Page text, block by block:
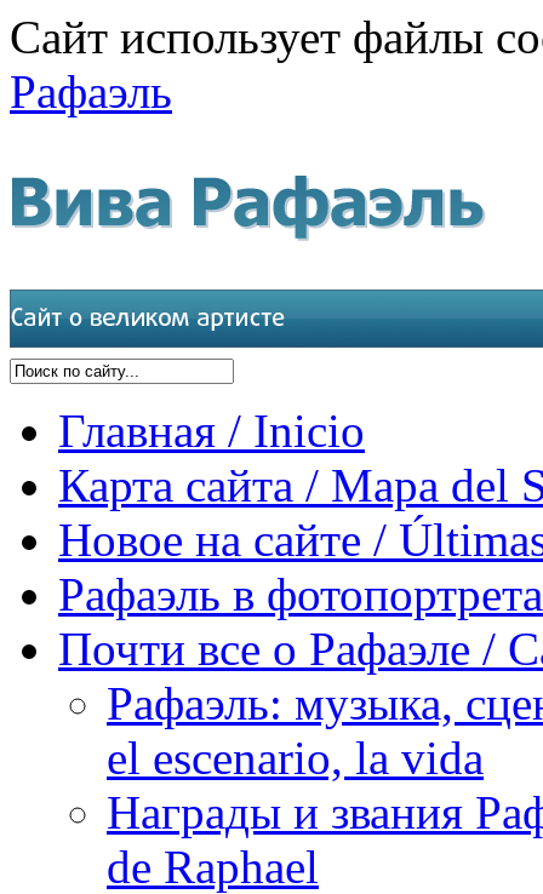
Сайт использует файлы
Рафаэль
Главная / Inicio
Карта сайта / Mapa del
Новое на сайте /
Рафаэль в
Почти все о Рафаэле /
Рафаэль: музыка,
el escenario, la vida
Награды и звания
de Raphael